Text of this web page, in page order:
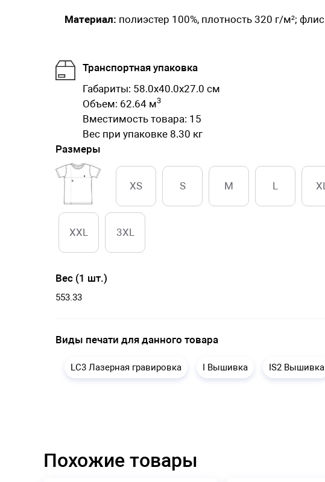
Материал: полиэстер 100%, плотность 320 г/м²; флис
Транспортная упаковка
Габариты: 58.0x40.0x27.0 см
Объем: 62.64 м3
Вместимость товара: 15
Вес при упаковке 8.30 кг
Размеры
XS S M L XL
XXL 3XL
Вес (1 шт.)
553.33
Виды печати для данного товара
LC3 Лазерная гравировка I Вышивка IS2 Вышивка
Похожие товары